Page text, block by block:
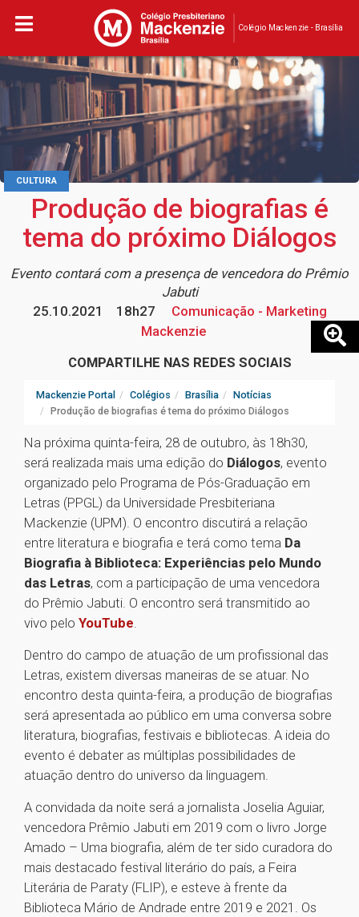
Colégio Mackenzie - Brasília
CULTURA
Produção de biografias é
tema do próximo Diálogos
Evento contará com a presença de vencedora do Prêmio
Jabuti
25.10.2021
18h27
Comunicação - Marketing
Mackenzie
COMPARTILHE NAS REDES SOCIAIS
Mackenzie Portal Colégios Brasília
Notícias
Produção de biografias é tema do próximo Diálogos
Na próxima quinta-feira, 28 de outubro, às 18h30,
será realizada mais uma edição do Diálogos, evento
organizado pelo Programa de Pós-Graduação em
Letras (PPGL) da Universidade Presbiteriana
Mackenzie (UPM). O encontro discutirá a relação
entre literatura e biografia e terá como tema Da
Biografia à Biblioteca: Experiências pelo Mundo
das Letras, com a participação de uma vencedora
do Prêmio Jabuti. O encontro será transmitido ao
vivo pelo YouTube.
Dentro do campo de atuação de um profissional das
Letras, existem diversas maneiras de se atuar. No
encontro desta quinta-feira, a produção de biografias
será apresentada ao público em uma conversa sobre
literatura, biografias, festivais e bibliotecas. A ideia do
evento é debater as múltiplas possibilidades de
atuação dentro do universo da linguagem.
A convidada da noite será a jornalista Joselia Aguiar,
vencedora Prêmio Jabuti em 2019 com o livro Jorge
Amado – Uma biografia, além de ter sido curadora do
mais destacado festival literário do país, a Feira
Literária de Paraty (FLIP), e esteve à frente da
Biblioteca Mário de Andrade entre 2019 e 2021. Os